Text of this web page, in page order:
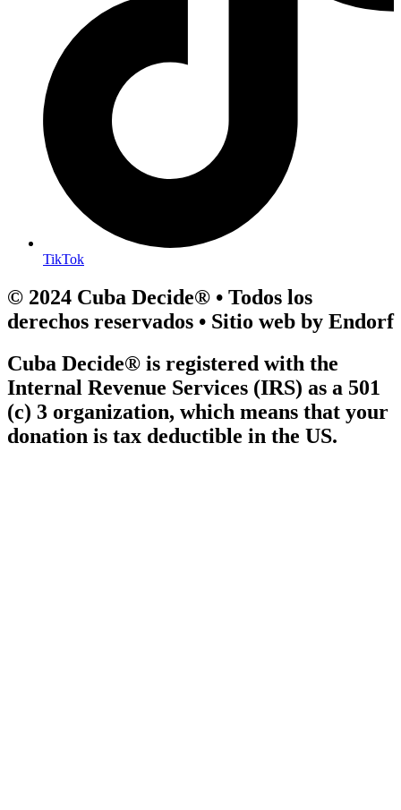
TikTok
© 2024 Cuba Decide® • Todos los
derechos reservados • Sitio web by Endorf
Cuba Decide® is registered with the
Internal Revenue Services (IRS) as a 501
(c) 3 organization, which means that your
donation is tax deductible in the US.